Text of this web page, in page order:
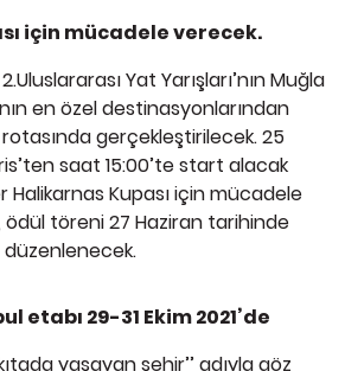
için mücadele verecek.
Yat Yarışları’nın Muğla
en özel destinasyonlarından
gerçekleştirilecek. 25
saat 15:00’te start alacak
Halikarnas Kupası için mücadele
ödül töreni 27 Haziran tarihinde
düzenlenecek.
etabı 29-31 Ekim 2021’de
yaşayan şehir’’ adıyla göz